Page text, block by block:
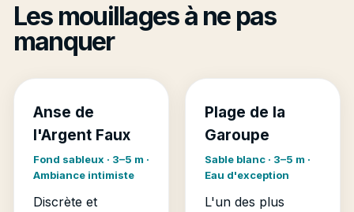
Les mouillages à ne pas
manquer
Anse de
l'Argent Faux
Fond sableux · 3–5 m ·
Ambiance intimiste
Discrète et
Plage de la
Garoupe
Sable blanc · 3–5 m ·
Eau d'exception
L'un des plus